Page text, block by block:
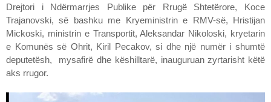
Drejtori i Ndërmarrjes Publike për Rrugë Shtetërore, Koce
Trajanovski, së bashku me Kryeministrin e RMV-së, Hristijan
Mickoski, ministrin e Transportit, Aleksandar Nikoloski, kryetarin
e Komunës së Ohrit, Kiril Pecakov, si dhe një numër i shumtë
deputetësh, mysafirë dhe këshilltarë, inauguruan zyrtarisht këtë
aks rrugor.